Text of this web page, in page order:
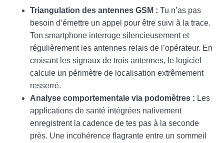
Triangulation des antennes GSM : Tu n’as pas
besoin d’émettre un appel pour être suivi à la trace.
Ton smartphone interroge silencieusement et
régulièrement les antennes relais de l’opérateur. En
croisant les signaux de trois antennes, le logiciel
calcule un périmètre de localisation extrêmement
resserré.
Analyse comportementale via podomètres : Les
applications de santé intégrées nativement
enregistrent la cadence de tes pas à la seconde
près. Une incohérence flagrante entre un sommeil